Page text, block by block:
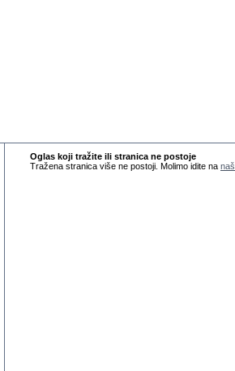
Oglas koji tražite ili stranica ne postoje
Tražena stranica više ne postoji. Molimo idite na